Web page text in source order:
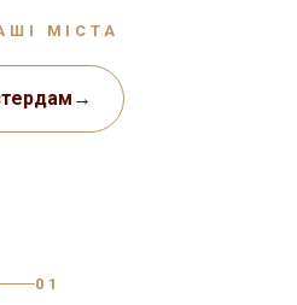
раніше — кожен адвокат
справи клієнта.
статус біженця, хтось
МІСТА
→
01